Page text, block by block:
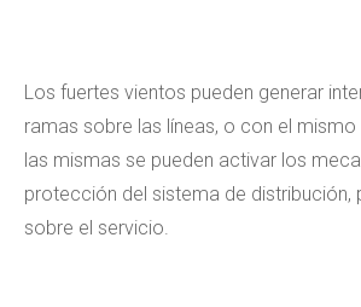
Los fuertes vientos pueden generar
ramas sobre las líneas, o con el
las mismas se pueden activar los
protección del sistema de distribución,
sobre el servicio.